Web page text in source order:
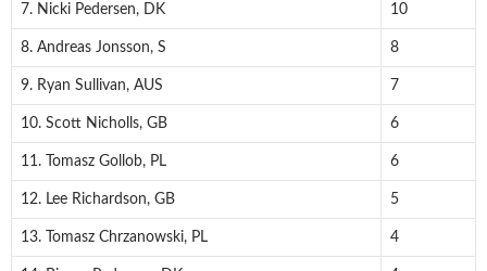
7. Nicki Pedersen, DK 10
8. Andreas Jonsson, S 8
9. Ryan Sullivan, AUS 7
10. Scott Nicholls, GB 6
11. Tomasz Gollob, PL 6
12. Lee Richardson, GB 5
13. Tomasz Chrzanowski, PL 4